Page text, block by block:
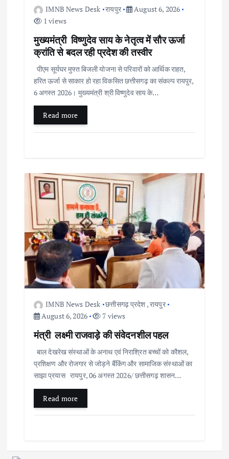
IMNB News Desk रायपुर
August 6, 2026
1 views
मुख्यमंत्री विष्णुदेव साय के नेतृत्व में सौर ऊर्जा
क्रांति से बदल रही प्रदेश की तस्वीर
पीएम सूर्यघर मुफ्त बिजली योजना से परिवारों को आर्थिक राहत,
हरित ऊर्जा से साकार हो रहा विकसित छत्तीसगढ़ का संकल्प रायपुर,
6 अगस्त 2026। मुख्यमंत्री श्री विष्णुदेव साय के…
Read more
IMNB News Desk छत्तीसगढ़ प्रदेश ,रायपुर
August 6, 2026
7 views
मंत्री लक्ष्मी राजवाड़े की संवेदनशील पहल
बाल देखरेख संस्थाओं के अनाथ एवं निराश्रित बच्चों को कौशल,
प्रशिक्षण और रोजगार से जोड़ने बैंकिंग और सामाजिक संस्थाओं का
साझा प्रयास रायपुर, 06 अगस्त 2026/ छत्तीसगढ़ शासन…
Read more